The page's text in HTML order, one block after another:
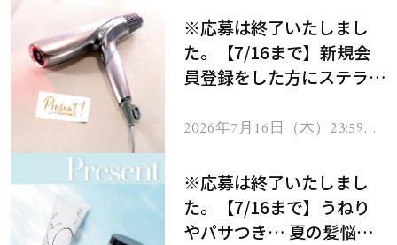
※応募は終了いたしまし
た。【7/16まで】新規会
員登録をした方にステラボ
ヘアドライヤー ジュエル
2026年7月16日（木）23:59ま
※応募は終了いたしまし
た。【7/16まで】うねり
やパサつき… 夏の髪悩み